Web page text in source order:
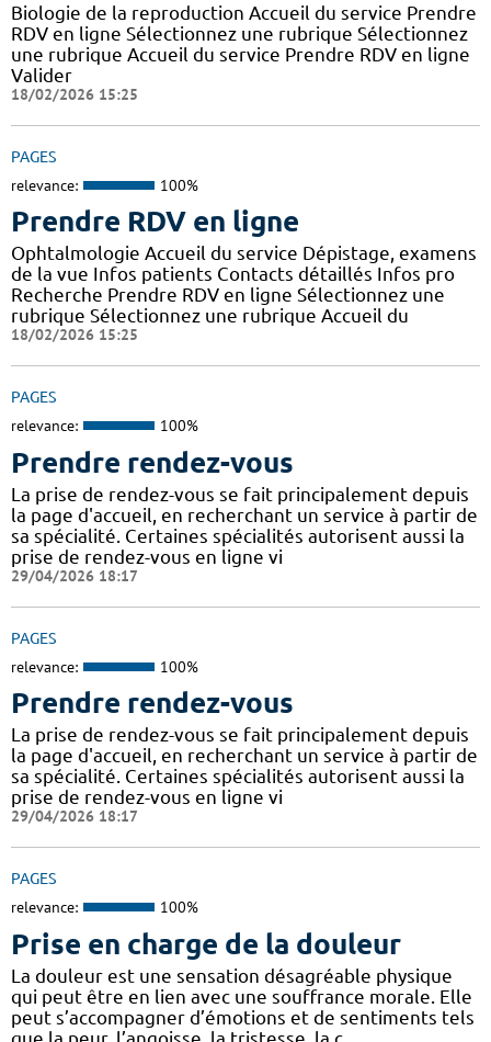
Biologie de la reproduction Accueil du service Prendre
RDV en ligne Sélectionnez une rubrique Sélectionnez
une rubrique Accueil du service Prendre RDV en ligne
Valider
18/02/2026 15:25
PAGES
relevance: 100%
Prendre RDV en ligne
Ophtalmologie Accueil du service Dépistage, examens
de la vue Infos patients Contacts détaillés Infos pro
Recherche Prendre RDV en ligne Sélectionnez une
rubrique Sélectionnez une rubrique Accueil du
18/02/2026 15:25
PAGES
relevance: 100%
Prendre rendez-vous
La prise de rendez-vous se fait principalement depuis
la page d'accueil, en recherchant un service à partir de
sa spécialité. Certaines spécialités autorisent aussi la
prise de rendez-vous en ligne vi
29/04/2026 18:17
PAGES
relevance: 100%
Prendre rendez-vous
La prise de rendez-vous se fait principalement depuis
la page d'accueil, en recherchant un service à partir de
sa spécialité. Certaines spécialités autorisent aussi la
prise de rendez-vous en ligne vi
29/04/2026 18:17
PAGES
relevance: 100%
Prise en charge de la douleur
La douleur est une sensation désagréable physique
qui peut être en lien avec une souffrance morale. Elle
peut s’accompagner d’émotions et de sentiments tels